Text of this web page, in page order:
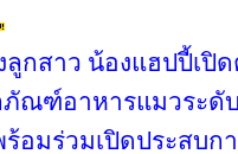
ลูกสาว น้องแฮปปี้เปิ
ภัณฑ์อาหารแมวระ
อมร่วมเปิดประสบ